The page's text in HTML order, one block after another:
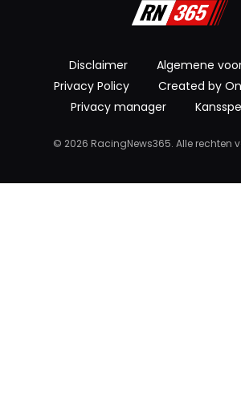
Disclaimer
Algemene
Privacy Policy
Created by
Privacy manager
© 2026 RacingNews365. Alle rechten